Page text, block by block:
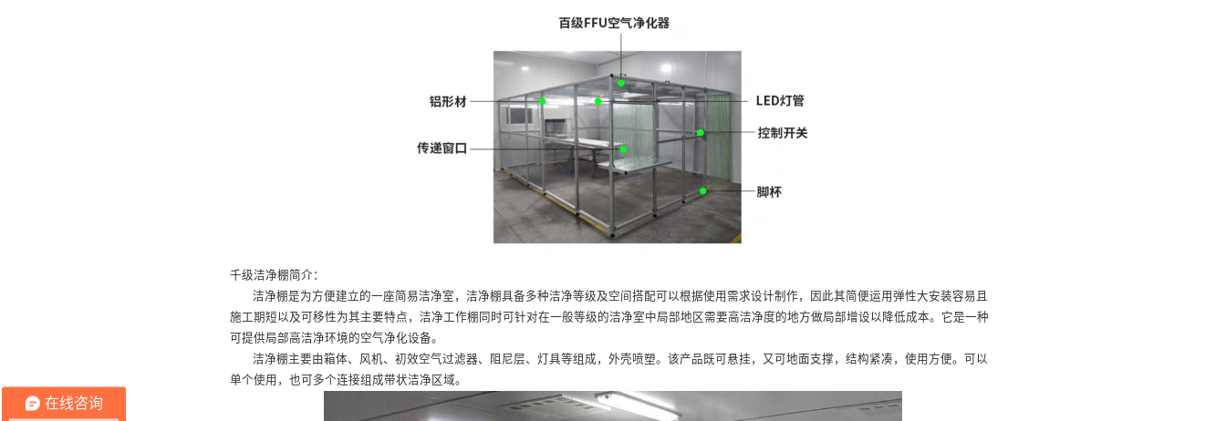
千级洁净棚简介：
洁净棚是为方便建立的一座简易洁净室，洁净棚具备多种洁净等级及空间搭配可以根据使用需求设计制作，因此其简便运用弹性大安装容易且
施工期短以及可移性为其主要特点，洁净工作棚同时可针对在一般等级的洁净室中局部地区需要高洁净度的地方做局部增设以降低成本。它是一种
可提供局部高洁净环境的空气净化设备。
洁净棚主要由箱体、风机、初效空气过滤器、阻尼层、灯具等组成，外壳喷塑。该产品既可悬挂，又可地面支撑，结构紧凑，使用方便。可以
单个使用，也可多个连接组成带状洁净区域。
在线咨询